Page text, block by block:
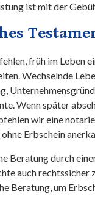
ist mit der
früh im Leben
Wechselnde
Wenn später
wir eine
Erbschein
Beratung durch
auch
Beratung, um